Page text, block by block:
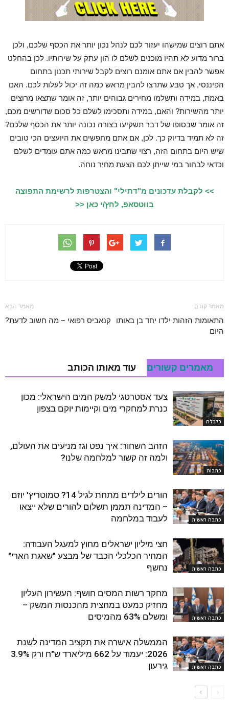
אתם רוצים שמישהו יעזור לכם לנהל נכון יותר את הכסף שלכם, ולכן
ברור מדוע לא תהיו מוכנים לשלם לו הון עתק על שירותיו. לכן בהחלט
אפשר להבין אם אתם אומנם רוצים לקבל שירותי תכנון בתחום
הפיננסי, אך טבע שתרצו להבין מראש כמה זה יכול לעלות לכם. האם
באמת, במידה ותשלמו מחירים גבוהים יותר, זה אומר שתצאו מרוצים
יותר מהשירות? והאם, במידה ותסכימו לשלם כל סכום שדורשים מכם,
זה אומר שבסופו של דבר תשקיעו בצורה נכונה יותר את הכסף שלכם?
זה לא תמיד בדיוק כך. לכן, אם אתם מחפשים את היועצים הכי טובים
שיש היום בתחום הזה, רצוי שתבינו מראש כמה אתם עומדים לשלם
וכדאי לבחור במי שייתן לכם הצעת מחיר נוחה.
>> לקבלת עדכונים מ"דתילי" והצטרפות לרשימת התפוצה
בווטסאפ, לחץ/י כאן <<
מאמר קודם
התאומות הזהות ילדו יחד בן באותו
היום
מאמר הבא
קנאביס רפואי – מה חשוב לדעת?
מאמרים קשורים עוד מאותו הכותב
כלכלה
צעד אסטרטגי למשק המים הישראלי: מכון
כנרת למחקרי מים וקיימות יוקם בצפון
כתבות
הזהב השחור: איך נפט וגז מניעים את העולם,
ולמה זה קשור למלחמה שלנו?
כתבה ראשית
הורים לילדים מתחת לגיל 14? סמוטריץ' יוזם
– המדינה תממן תשלום להורים שלא ייצאו
לעבוד במלחמה
כתבה ראשית
חצי מיליון ישראלים מחוץ למעגל העבודה:
המחיר הכלכלי הכבד של מבצע "שאגת הארי"
נחשף
כתבה ראשית
מחקר רשות המסים חושף: העשירון העליון
מחזיק כמעט במחצית מהכנסות המשק –
ומשלם 63% מהמיסים
כתבה ראשית
הממשלה אישרה את תקציב המדינה לשנת
2026: יעמוד על 662 מיליארד ש"ח ורק 3.9%
גירעון